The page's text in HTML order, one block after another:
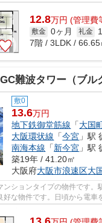
物件ですので快...
12.8万円 (管理費
敷金 0ヶ月 礼金
7階 / 3LDK / 66.65
難波タワー（ブルグリンコート
敷0
13.6万円
地下鉄御堂筋線 「大国
大阪環状線 「今宮 」駅
南海本線 「新今宮 」駅
築19年 / 41.20㎡
大阪府大阪市浪速区大
ンションタイプの物件です。
な物件です。日頃から電車
がでしょうか。...